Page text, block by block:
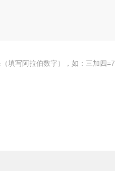
填写阿拉伯数字），如：三加四=7